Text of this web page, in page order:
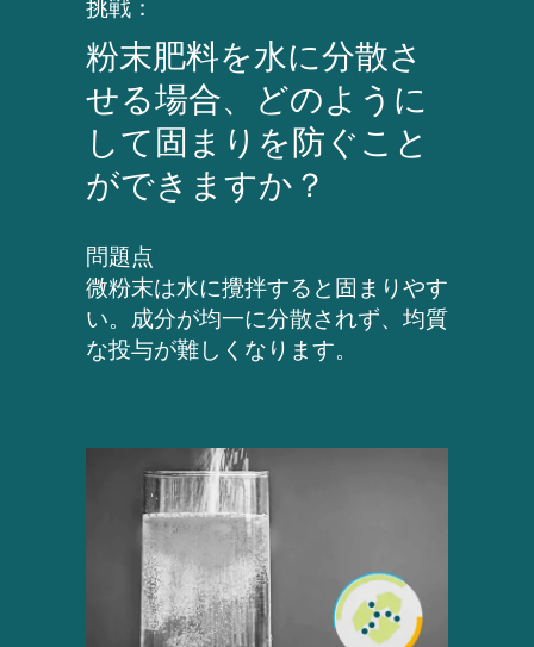
挑戦：
粉末肥料を水に分散さ
せる場合、どのように
して固まりを防ぐこと
ができますか？
問題点
微粉末は水に攪拌すると固まりやす
い。成分が均一に分散されず、均質
な投与が難しくなります。